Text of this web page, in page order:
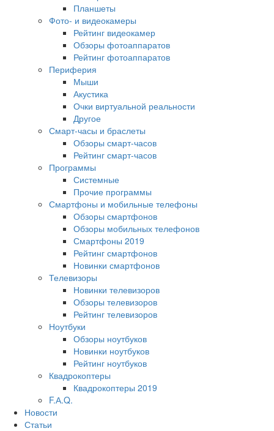
Планшеты
Фото- и видеокамеры
Рейтинг видеокамер
Обзоры фотоаппаратов
Рейтинг фотоаппаратов
Периферия
Мыши
Акустика
Очки виртуальной реальности
Другое
Смарт-часы и браслеты
Обзоры смарт-часов
Рейтинг смарт-часов
Программы
Системные
Прочие программы
Смартфоны и мобильные телефоны
Обзоры смартфонов
Обзоры мобильных телефонов
Смартфоны 2019
Рейтинг смартфонов
Новинки смартфонов
Телевизоры
Новинки телевизоров
Обзоры телевизоров
Рейтинг телевизоров
Ноутбуки
Обзоры ноутбуков
Новинки ноутбуков
Рейтинг ноутбуков
Квадрокоптеры
Квадрокоптеры 2019
F.А.Q.
Новости
Статьи